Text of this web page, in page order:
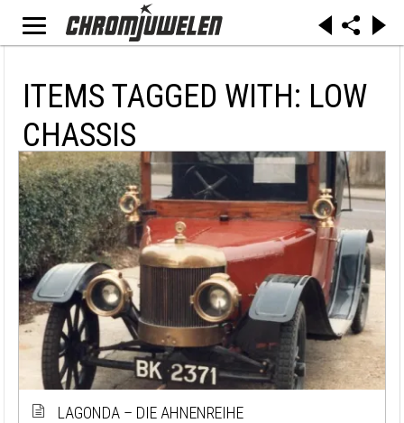
ITEMS TAGGED WITH: LOW
CHASSIS
LAGONDA – DIE AHNENREIHE